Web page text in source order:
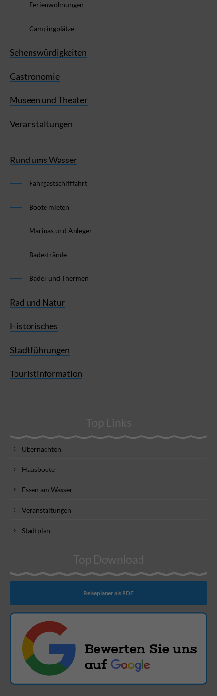
Ferienwohnungen
Campingplätze
Sehenswürdigkeiten
Gastronomie
Museen und Theater
Veranstaltungen
Rund ums Wasser
Fahrgastschifffahrt
Boote mieten
Marinas und Anleger
Badestrände
Bäder und Thermen
Rad und Natur
Historisches
Stadtführungen
Touristinformation
Top Links
Übernachten
Hausboote
Essen am Wasser
Veranstaltungen
Stadtplan
Top Download
Reiseplaner als PDF